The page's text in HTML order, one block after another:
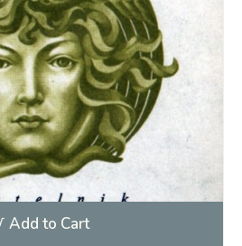
Add to Cart